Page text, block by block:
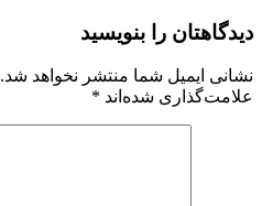
دیدگاهتان را بنویسید
نشانی ایمیل شما منتشر نخواهد شد.
علامت‌گذاری شده‌اند *